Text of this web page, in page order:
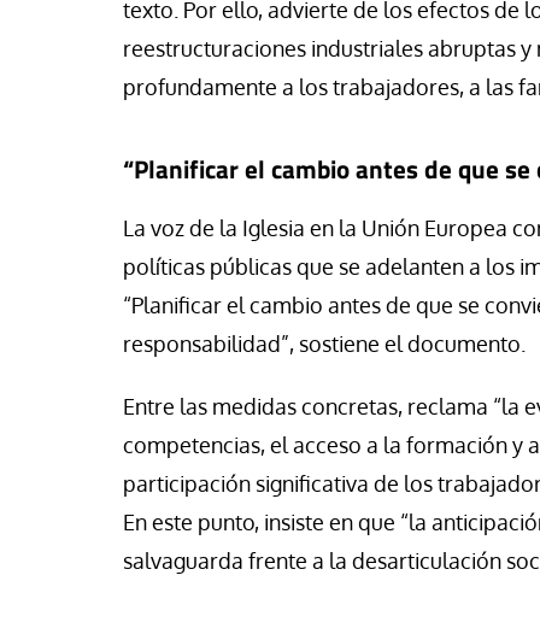
texto. Por ello, advierte de los efectos de
reestructuraciones industriales abruptas
profundamente a los trabajadores, a las
“Planificar el cambio antes de que
La voz de la Iglesia en la Unión Europea
políticas públicas que se adelanten a los
“Planificar el cambio antes de que se
responsabilidad”, sostiene el documento.
Entre las medidas concretas, reclama “la
competencias, el acceso a la formación y
participación significativa de los
En este punto, insiste en que “la
salvaguarda frente a la desarticulación